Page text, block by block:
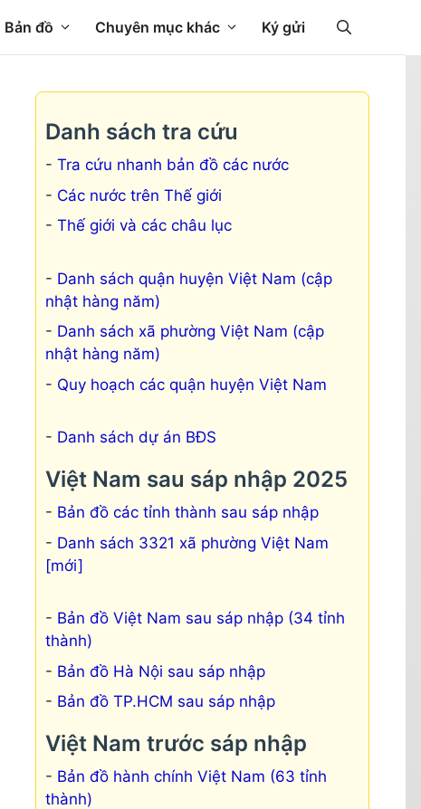
Bản đồ Chuyên mục khác Ký gửi
Danh sách tra cứu
Tra cứu nhanh bản đồ các nước
Các nước trên Thế giới
Thế giới và các châu lục
Danh sách quận huyện Việt Nam (cập
nhật hàng năm)
Danh sách xã phường Việt Nam (cập
nhật hàng năm)
Quy hoạch các quận huyện Việt Nam
Danh sách dự án BĐS
Việt Nam sau sáp nhập 2025
Bản đồ các tỉnh thành sau sáp nhập
Danh sách 3321 xã phường Việt Nam
[mới]
Bản đồ Việt Nam sau sáp nhập (34 tỉnh
thành)
Bản đồ Hà Nội sau sáp nhập
Bản đồ TP.HCM sau sáp nhập
Việt Nam trước sáp nhập
Bản đồ hành chính Việt Nam (63 tỉnh
thành)